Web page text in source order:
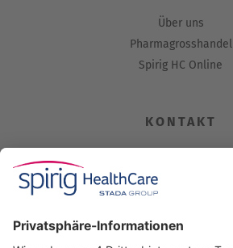
Über uns
Pharmagrosshandel
Spirig HC Online
KONTAKT
Industriestrasse 30
CH-4622 Egerkingen
Tel. +41 62 388 85 00